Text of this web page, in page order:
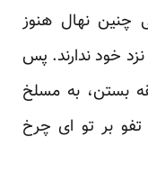
چنین نهال هنوز
خود ندارند. پس
بستن، به مسلخ
بر تو ای چرخ